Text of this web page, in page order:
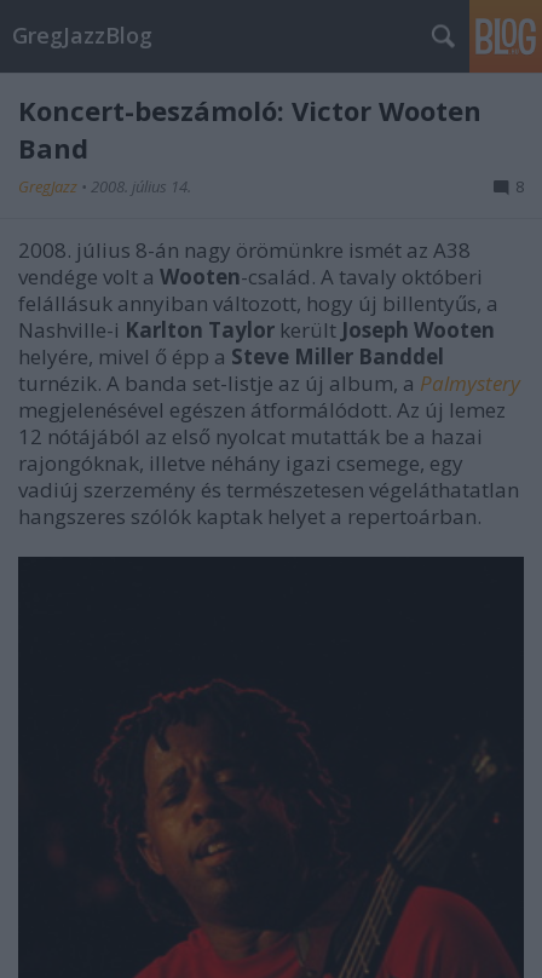
GregJazzBlog
Koncert-beszámoló: Victor Wooten
Band
GregJazz • 2008. július 14. 8
2008. július 8-án nagy örömünkre ismét az A38
vendége volt a Wooten-család. A tavaly októberi
felállásuk annyiban változott, hogy új billentyűs, a
Nashville-i Karlton Taylor került Joseph Wooten
helyére, mivel ő épp a Steve Miller Banddel
turnézik. A banda set-listje az új album, a Palmystery
megjelenésével egészen átformálódott. Az új lemez
12 nótájából az első nyolcat mutatták be a hazai
rajongóknak, illetve néhány igazi csemege, egy
vadiúj szerzemény és természetesen végeláthatatlan
hangszeres szólók kaptak helyet a repertoárban.